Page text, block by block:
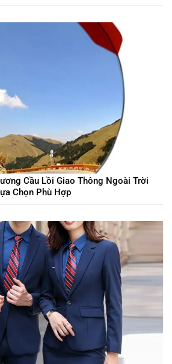
Cầu Lồi Giao Thông Ngoài Trời
Chọn Phù Hợp